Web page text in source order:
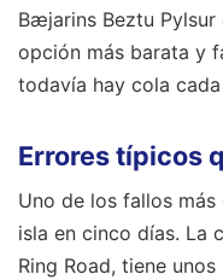
Bæjarins Beztu
opción más barata y
todavía hay cola
Errores típicos
Uno de los fallos
isla en cinco días. La
Ring Road, tiene